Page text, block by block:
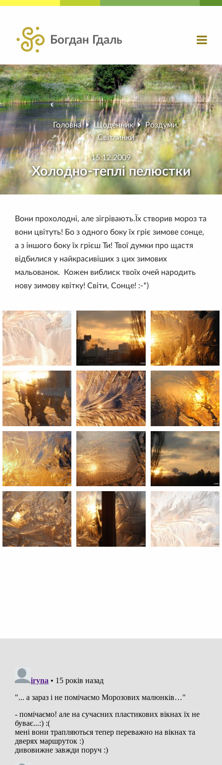
Богдан Гдаль
Головна Щоденник Роздуми,
Світлинки
15.12.2009
Холодно-теплі пелюстки
Вони прохолодні, але зігрівають.Їх створив мороз та
вони цвітуть! Бо з одного боку їх гріє зимове сонце,
а з іншого боку їх грієш Ти! Твої думки про щастя
відбилися у найкрасивіших з цих зимових
мальованок. Кожен виблиск твоїх очей народить
нову зимову квітку! Світи, Сонце! :-*)